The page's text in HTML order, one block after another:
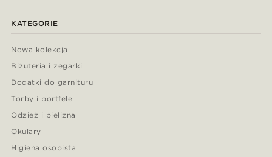
KATEGORIE
Nowa kolekcja
Biżuteria i zegarki
Dodatki do garnituru
Torby i portfele
Odzież i bielizna
Okulary
Higiena osobista